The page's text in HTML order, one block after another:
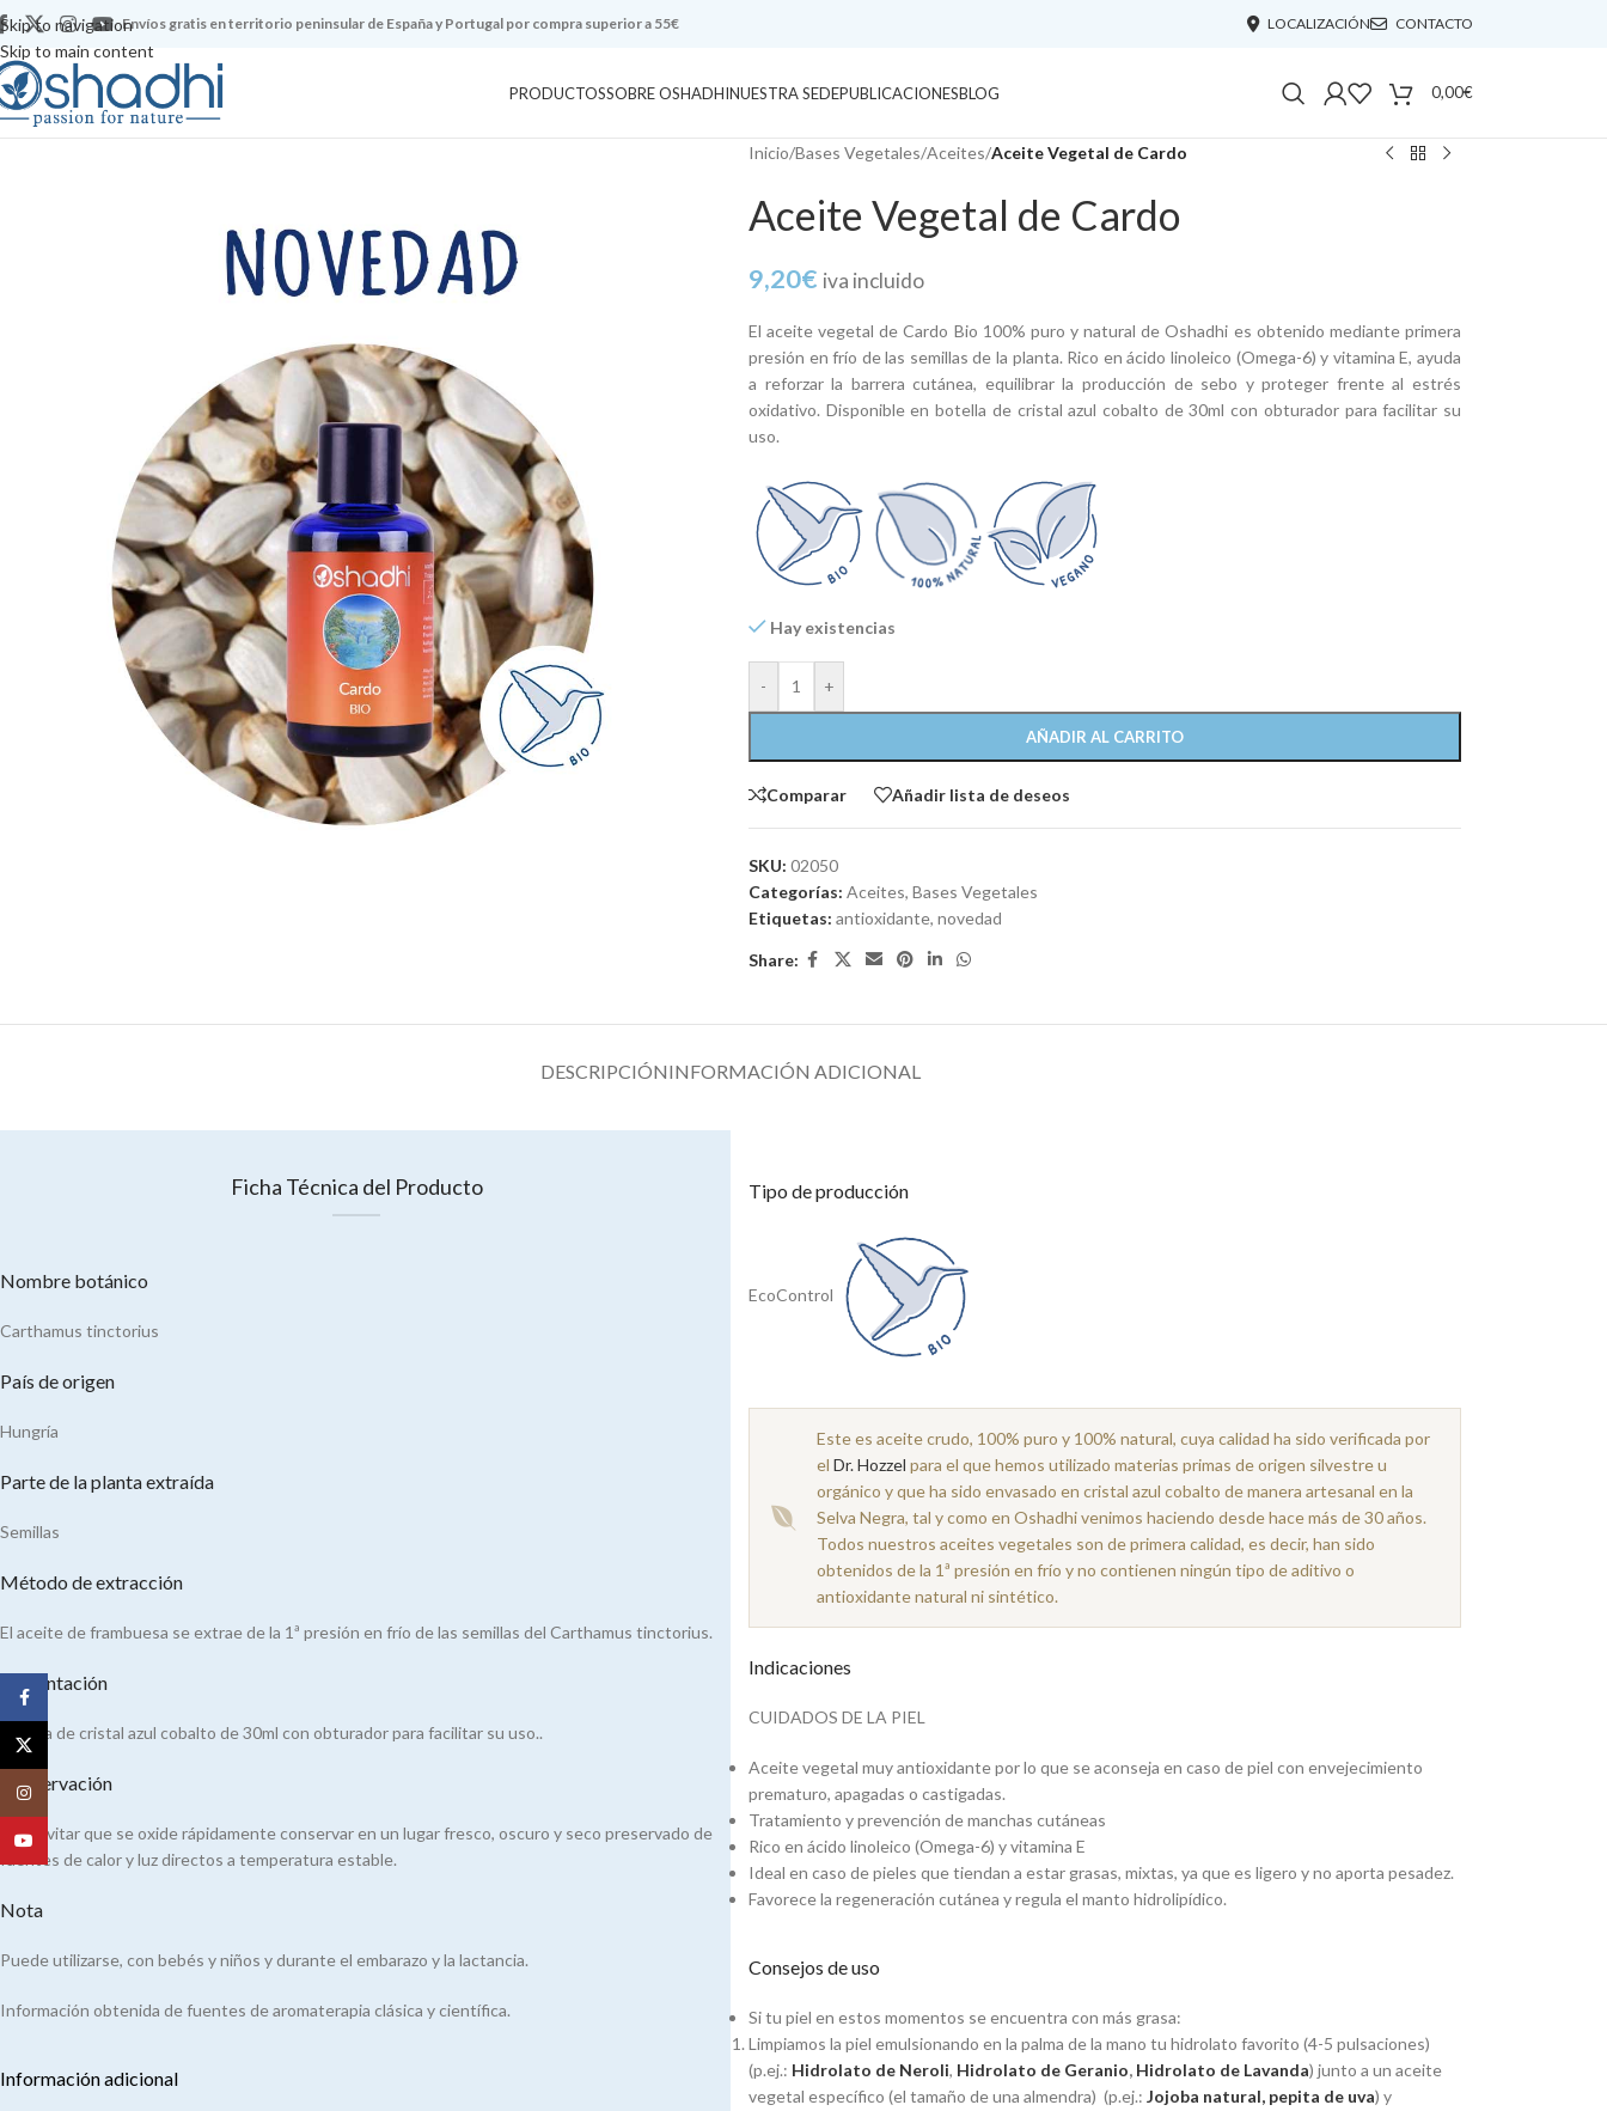
Skip to navigation
Skip to main content
Envíos gratis en territorio peninsular de España y Portugal por compra superior a 55€ LOCALIZACIÓN CONTACTO
PRODUCTOSSOBRE OSHADHINUESTRA SEDEPUBLICACIONESBLOG 0,00€
Inicio/Bases Vegetales/Aceites/Aceite Vegetal de Cardo
Aceite Vegetal de Cardo
9,20€ iva incluido
El aceite vegetal de Cardo Bio 100% puro y natural de Oshadhi es obtenido mediante primera
presión en frío de las semillas de la planta. Rico en ácido linoleico (Omega-6) y vitamina E, ayuda
a reforzar la barrera cutánea, equilibrar la producción de sebo y proteger frente al estrés
oxidativo. Disponible en botella de cristal azul cobalto de 30ml con obturador para facilitar su
uso.
Hay existencias
- +
AÑADIR AL CARRITO
Comparar Añadir lista de deseos
SKU: 02050
Categorías: Aceites, Bases Vegetales
Etiquetas: antioxidante, novedad
Share:
DESCRIPCIÓNINFORMACIÓN ADICIONAL
Ficha Técnica del Producto
Nombre botánico
Carthamus tinctorius
País de origen
Hungría
Parte de la planta extraída
Semillas
Método de extracción
El aceite de frambuesa se extrae de la 1ª presión en frío de las semillas del Carthamus tinctorius.
Presentación
Botella de cristal azul cobalto de 30ml con obturador para facilitar su uso..
Conservación
Para evitar que se oxide rápidamente conservar en un lugar fresco, oscuro y seco preservado de
fuentes de calor y luz directos a temperatura estable.
Nota
Puede utilizarse, con bebés y niños y durante el embarazo y la lactancia.
Información obtenida de fuentes de aromaterapia clásica y científica.
Información adicional
Tipo de producción
EcoControl
Este es aceite crudo, 100% puro y 100% natural, cuya calidad ha sido verificada por
el Dr. Hozzel para el que hemos utilizado materias primas de origen silvestre u
orgánico y que ha sido envasado en cristal azul cobalto de manera artesanal en la
Selva Negra, tal y como en Oshadhi venimos haciendo desde hace más de 30 años.
Todos nuestros aceites vegetales son de primera calidad, es decir, han sido
obtenidos de la 1ª presión en frío y no contienen ningún tipo de aditivo o
antioxidante natural ni sintético.
Indicaciones
CUIDADOS DE LA PIEL
Aceite vegetal muy antioxidante por lo que se aconseja en caso de piel con envejecimiento
prematuro, apagadas o castigadas.
Tratamiento y prevención de manchas cutáneas
Rico en ácido linoleico (Omega-6) y vitamina E
Ideal en caso de pieles que tiendan a estar grasas, mixtas, ya que es ligero y no aporta pesadez.
Favorece la regeneración cutánea y regula el manto hidrolipídico.
Consejos de uso
Si tu piel en estos momentos se encuentra con más grasa:
Limpiamos la piel emulsionando en la palma de la mano tu hidrolato favorito (4-5 pulsaciones)
(p.ej.: Hidrolato de Neroli, Hidrolato de Geranio, Hidrolato de Lavanda) junto a un aceite
vegetal específico (el tamaño de una almendra) (p.ej.: Jojoba natural, pepita de uva) y
Facebook
X
Instagram
YouTube